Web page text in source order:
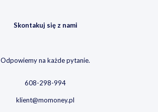
Skontakuj się z nami
Odpowiemy na każde pytanie.
608-298-994
klient@momoney.pl